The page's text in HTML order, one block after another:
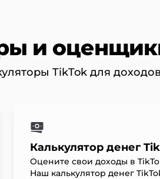
и
TikTok для
Калькулятор денег
Оцените свои доходы в
Наш калькулятор денег